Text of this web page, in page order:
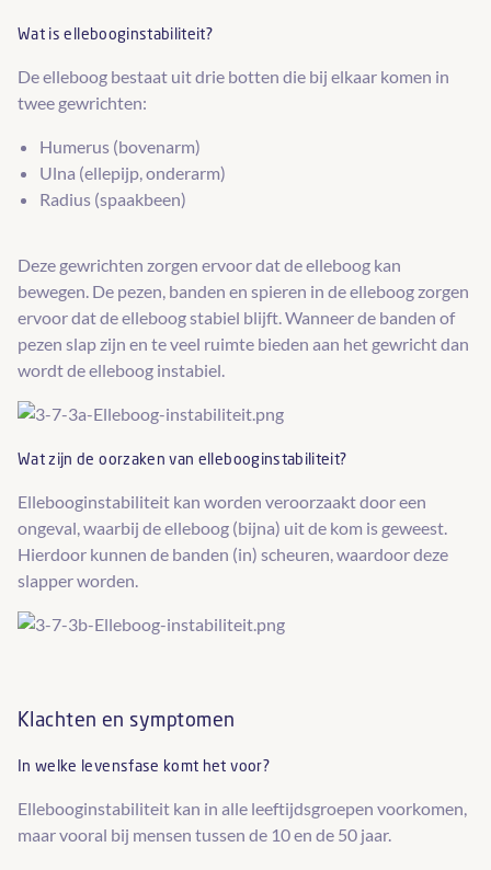
Wat is ellebooginstabiliteit?
De elleboog bestaat uit drie botten die bij elkaar komen in
twee gewrichten:
Humerus (bovenarm)
Ulna (ellepijp, onderarm)
Radius (spaakbeen)
Deze gewrichten zorgen ervoor dat de elleboog kan
bewegen. De pezen, banden en spieren in de elleboog zorgen
ervoor dat de elleboog stabiel blijft. Wanneer de banden of
pezen slap zijn en te veel ruimte bieden aan het gewricht dan
wordt de elleboog instabiel.
Wat zijn de oorzaken van ellebooginstabiliteit?
Ellebooginstabiliteit kan worden veroorzaakt door een
ongeval, waarbij de elleboog (bijna) uit de kom is geweest.
Hierdoor kunnen de banden (in) scheuren, waardoor deze
slapper worden.
Klachten en symptomen
In welke levensfase komt het voor?
Ellebooginstabiliteit kan in alle leeftijdsgroepen voorkomen,
maar vooral bij mensen tussen de 10 en de 50 jaar.